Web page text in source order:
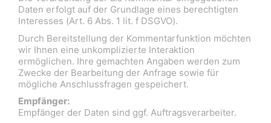
Daten erfolgt auf der Grundlage eines berechtigten
Interesses (Art. 6 Abs. 1 lit. f DSGVO).
Durch Bereitstellung der Kommentarfunktion möchten
wir Ihnen eine unkomplizierte Interaktion
ermöglichen. Ihre gemachten Angaben werden zum
Zwecke der Bearbeitung der Anfrage sowie für
mögliche Anschlussfragen gespeichert.
Empfänger:
Empfänger der Daten sind ggf. Auftragsverarbeiter.